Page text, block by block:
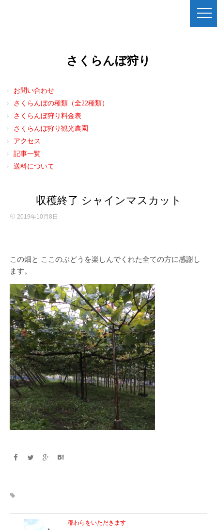
さくらんぼ狩り
お問い合わせ
さくらんぼの種類（全22種類）
さくらんぼ狩り料金表
さくらんぼ狩り観光農園
アクセス
記事一覧
送料について
収穫終了 シャインマスカット
2019年10月8日
この畑と ここのぶどうを楽しんでくれた全ての方に感謝し
ます。
稲わらをいただきます